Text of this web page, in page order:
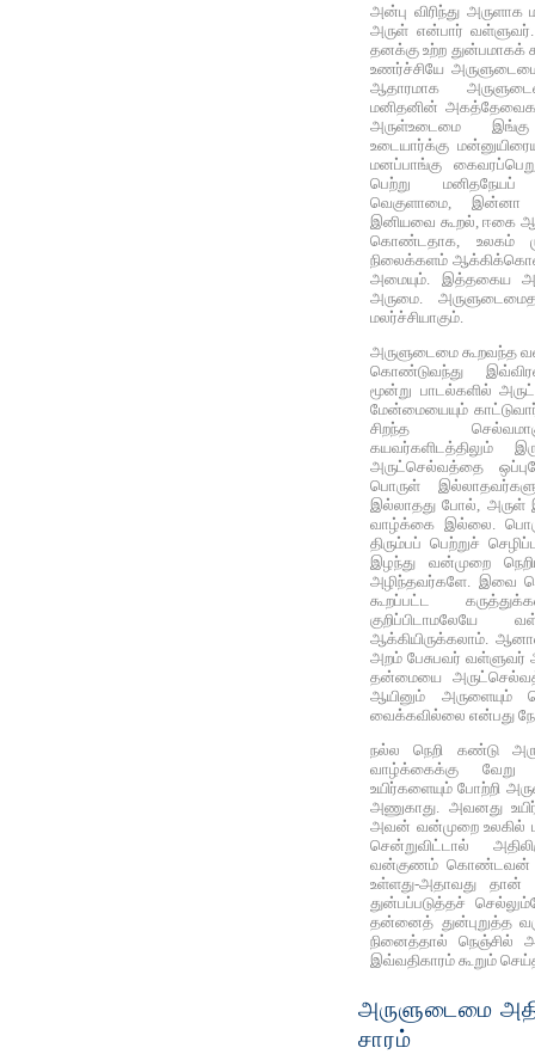
அன்பு விரிந்து
அருள் என்பார்
தனக்கு உற்ற துன்பமாகக்
உணர்ச்சியே
ஆதாரமாக
மனிதனின்
அருள்உடைமை இங்கு
உடையார்க்கு
மனப்பாங்கு
பெற்று
வெகுளாமை, இன்னா
இனியவை கூறல், ஈகை
கொண்டதாக, உலகம்
நிலைக்களம்
அமையும். இத்தகைய
அருமை.
மலர்ச்சியாகும்.
அருளுடைமை கூறவந்த
கொண்டுவந்து
மூன்று பாடல்களில்
மேன்மையையும்
சிறந்த
கயவர்களிடத்திலும்
அருட்செல்வத்தை
பொருள்
இல்லாதது போல், அருள்
வாழ்க்கை இல்லை.
திரும்பப் பெற்றுச்
இழந்து வன்முறை
அழிந்தவர்களே. இவை
கூறப்பட்ட
குறிப்பிடாமலேயே
ஆக்கியிருக்கலாம்.
அறம் பேசுபவர்
தன்மையை
ஆயினும் அருளையும்
வைக்கவில்லை என்பது
நல்ல நெறி கண்டு
வாழ்க்கைக்கு
உயிர்களையும் போற்றி
அணுகாது. அவனது
அவன் வன்முறை உலகில்
சென்றுவிட்டால்
வன்குணம் கொண்டவன்
உள்ளது-அதாவது
துன்பப்படுத்தச்
தன்னைத் துன்புறுத்த
நினைத்தால் நெஞ்சில்
இவ்வதிகாரம் கூறும்
அருளுடைமை
சாரம்